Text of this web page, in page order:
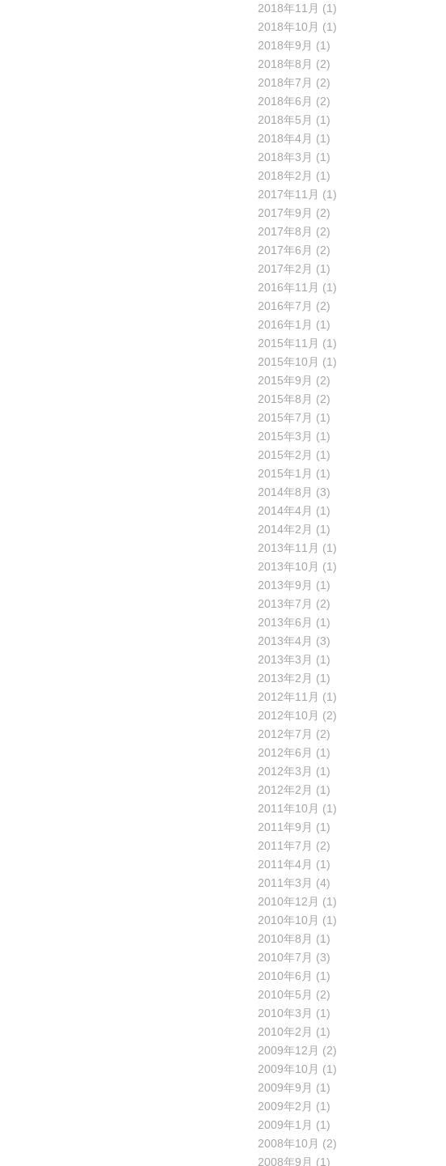
2018年11月 (1)
2018年10月 (1)
2018年9月 (1)
2018年8月 (2)
2018年7月 (2)
2018年6月 (2)
2018年5月 (1)
2018年4月 (1)
2018年3月 (1)
2018年2月 (1)
2017年11月 (1)
2017年9月 (2)
2017年8月 (2)
2017年6月 (2)
2017年2月 (1)
2016年11月 (1)
2016年7月 (2)
2016年1月 (1)
2015年11月 (1)
2015年10月 (1)
2015年9月 (2)
2015年8月 (2)
2015年7月 (1)
2015年3月 (1)
2015年2月 (1)
2015年1月 (1)
2014年8月 (3)
2014年4月 (1)
2014年2月 (1)
2013年11月 (1)
2013年10月 (1)
2013年9月 (1)
2013年7月 (2)
2013年6月 (1)
2013年4月 (3)
2013年3月 (1)
2013年2月 (1)
2012年11月 (1)
2012年10月 (2)
2012年7月 (2)
2012年6月 (1)
2012年3月 (1)
2012年2月 (1)
2011年10月 (1)
2011年9月 (1)
2011年7月 (2)
2011年4月 (1)
2011年3月 (4)
2010年12月 (1)
2010年10月 (1)
2010年8月 (1)
2010年7月 (3)
2010年6月 (1)
2010年5月 (2)
2010年3月 (1)
2010年2月 (1)
2009年12月 (2)
2009年10月 (1)
2009年9月 (1)
2009年2月 (1)
2009年1月 (1)
2008年10月 (2)
2008年9月 (1)